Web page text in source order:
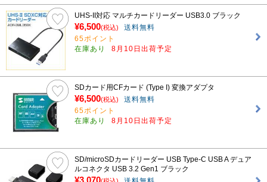
UHS-II対応 マルチカードリーダー USB3.0 ブラック
¥6,500(税込)
送料無料
65ポイント
在庫あり
8月10日出荷予定
SDカード用CFカード (Type I) 変換アダプタ
¥6,500(税込)
送料無料
65ポイント
在庫あり
8月10日出荷予定
SD/microSDカードリーダー USB Type-C USB A デュア
ルコネクタ USB 3.2 Gen1 ブラック
¥3,070